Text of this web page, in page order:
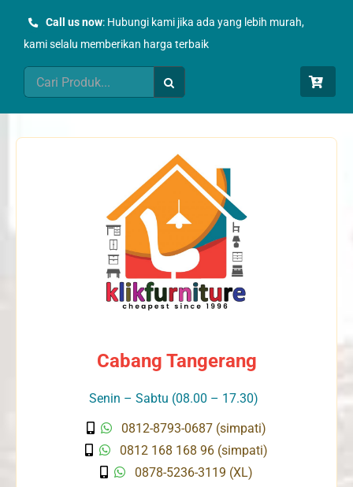
Call us now: Hubungi kami jika ada yang lebih murah,
kami selalu memberikan harga terbaik
Search
for:
Cabang Tangerang
Senin – Sabtu (08.00 – 17.30)
0812-8793-0687 (simpati)
0812 168 168 96 (simpati)
0878-5236-3119 (XL)